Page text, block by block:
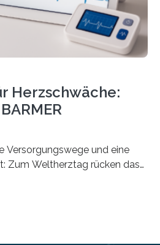
Herzschwäche:
Versorgungswege und eine
Zum Weltherztag rücken das
die Bedürfnisse von